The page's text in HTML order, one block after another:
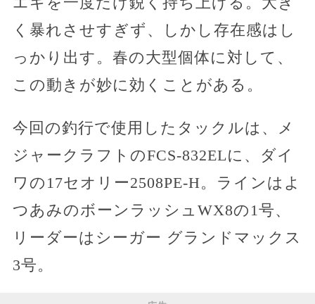
く暴れさせすぎず、しかし存在感はし
っかり出す。春の大型個体に対して、
この動きが妙に効くことがある。
今回の釣行で使用したタックルは、メ
ジャークラフトのFCS-832ELに、ダイ
ワの17セオリー2508PE-H。ラインはよ
つあみのボーンラッシュWX8の1号、
リーダーはシーガー グランドマックス
3号。